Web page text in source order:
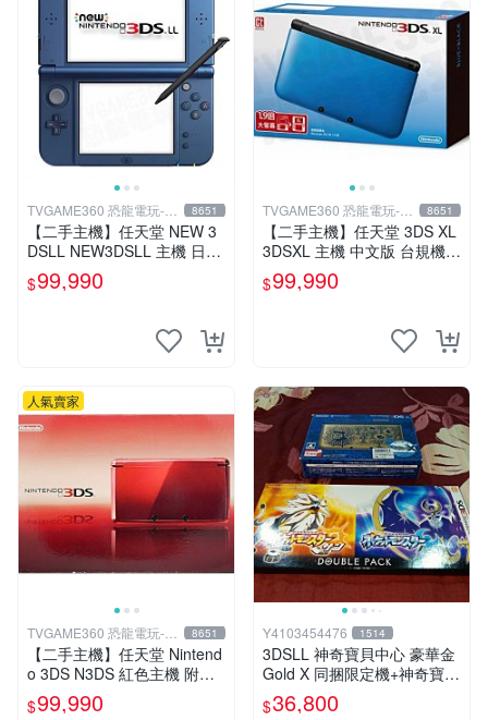
TVGAME360 恐龍電玩-台
中店
8651
【二手主機】任天堂 NEW 3
DSLL NEW3DSLL 主機 日本
機 日文版 金屬藍 附贈充電器
裸裝【台中恐龍電玩】
$99,990
TVGAME360 恐龍電玩-台
中店
8651
【二手主機】任天堂 3DS XL
3DSXL 主機 中文版 台規機
藍色 附充電器 裸裝【台中恐
龍電玩】
$99,990
人氣賣家
TVGAME360 恐龍電玩-台
中店
8651
【二手主機】任天堂 Nintend
o 3DS N3DS 紅色主機 附充
電器【台中恐龍電玩】
$99,990
Y4103454476 1514
3DSLL 神奇寶貝中心 豪華金
Gold X 同捆限定機+神奇寶貝
太陽月亮同捆版
$36,800